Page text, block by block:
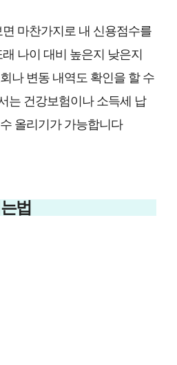
마찬가지로 내 신용점수를
나이 대비 높은지 낮은지
나 변동 내역도 확인을 할 수
는 건강보험이나 소득세 납
올리기가 가능합니다
법